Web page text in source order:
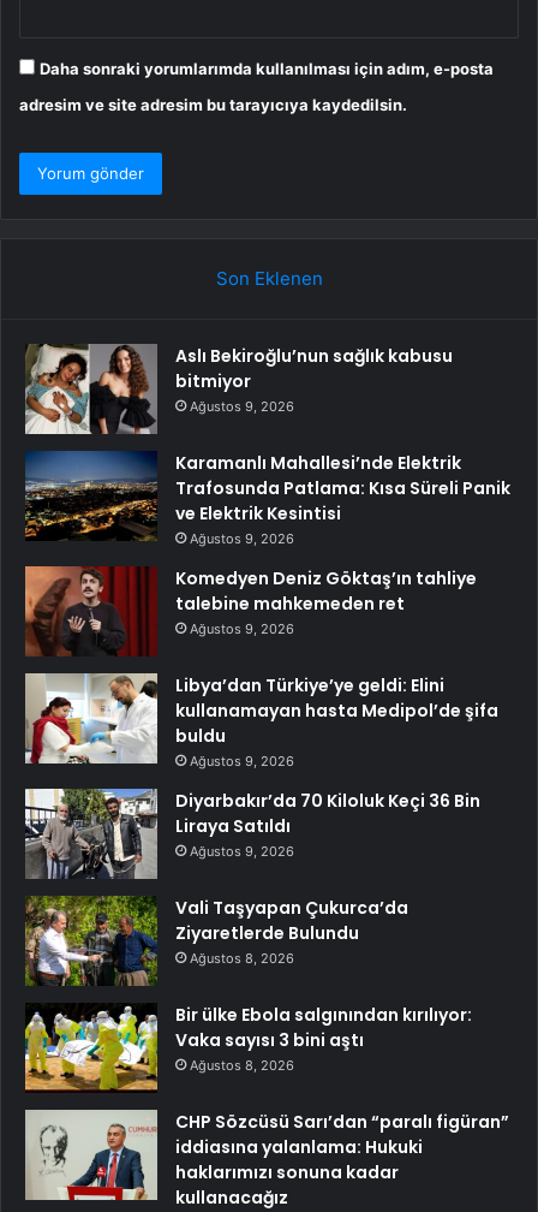
Daha sonraki yorumlarımda kullanılması için adım, e-posta
adresim ve site adresim bu tarayıcıya kaydedilsin.
Son Eklenen
Aslı Bekiroğlu’nun sağlık kabusu
bitmiyor
Ağustos 9, 2026
Karamanlı Mahallesi’nde Elektrik
Trafosunda Patlama: Kısa Süreli Panik
ve Elektrik Kesintisi
Ağustos 9, 2026
Komedyen Deniz Göktaş’ın tahliye
talebine mahkemeden ret
Ağustos 9, 2026
Libya’dan Türkiye’ye geldi: Elini
kullanamayan hasta Medipol’de şifa
buldu
Ağustos 9, 2026
Diyarbakır’da 70 Kiloluk Keçi 36 Bin
Liraya Satıldı
Ağustos 9, 2026
Vali Taşyapan Çukurca’da
Ziyaretlerde Bulundu
Ağustos 8, 2026
Bir ülke Ebola salgınından kırılıyor:
Vaka sayısı 3 bini aştı
Ağustos 8, 2026
CHP Sözcüsü Sarı’dan “paralı figüran”
iddiasına yalanlama: Hukuki
haklarımızı sonuna kadar
kullanacağız